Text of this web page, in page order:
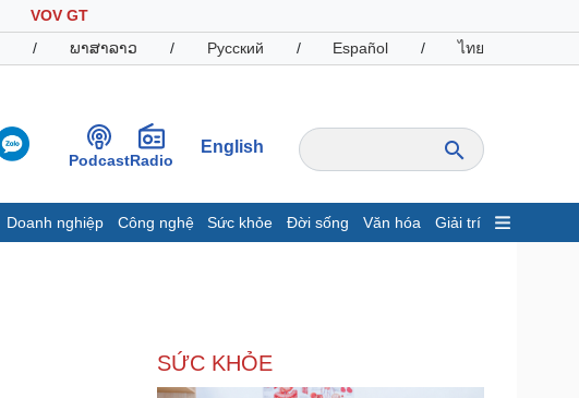
VOV GT
/ ພາສາລາວ / Русский / Español / ไทย
PodcastRadio
English
Doanh nghiệp Công nghệ Sức khỏe Đời sống Văn hóa Giải trí
Giá cà phê
SỨC KHỎE